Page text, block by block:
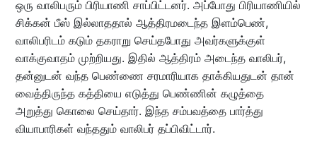
ஒரு வாலிபரும் பிரியாணி சாப்பிட்டனர். அப்போது பிரியாணியில்
சிக்கன் பீஸ் இல்லாததால் ஆத்திரமடைந்த இளம்பெண்,
வாலிபரிடம் கடும் தகராறு செய்தபோது அவர்களுக்குள்
வாக்குவாதம் முற்றியது. இதில் ஆத்திரம் அடைந்த வாலிபர்,
தன்னுடன் வந்த பெண்ணை சரமாரியாக தாக்கியதுடன் தான்
வைத்திருந்த கத்தியை எடுத்து பெண்ணின் கழுத்தை
அறுத்து கொலை செய்தார். இந்த சம்பவத்தை பார்த்து
வியாபாரிகள் வந்ததும் வாலிபர் தப்பிவிட்டார்.